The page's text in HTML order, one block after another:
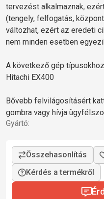
tervezést alkalmaznak,
(tengely, felfogatás,
változhat, ezért az eredeti
nem minden esetben
A következő gép
Hitachi EX400
Bővebb felvilágosításért
gombra vagy hívja
Gyártó:
Kérdés a termékről